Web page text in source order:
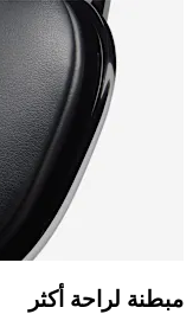
مبطنة لراحة أكثر